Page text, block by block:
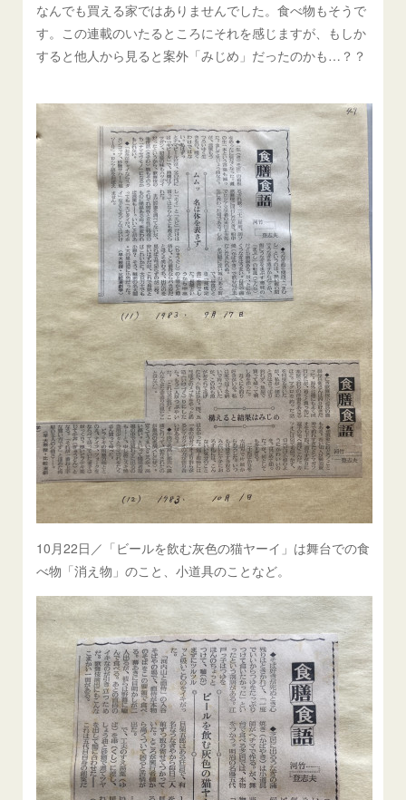
なんでも買える家ではありませんでした。食べ物もそうで
す。この連載のいたるところにそれを感じますが、もしか
すると他人から見ると案外「みじめ」だったのかも…？？
10月22日／「ビールを飲む灰色の猫ヤーイ」は舞台での食
べ物「消え物」のこと、小道具のことなど。